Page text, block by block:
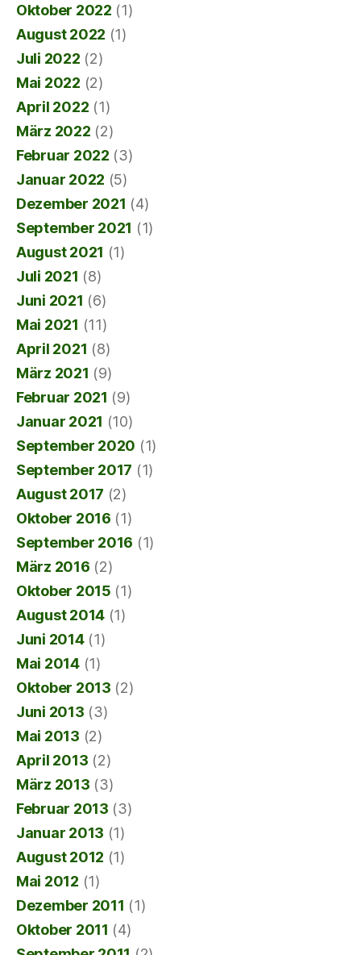
Oktober 2022 (1)
August 2022 (1)
Juli 2022 (2)
Mai 2022 (2)
April 2022 (1)
März 2022 (2)
Februar 2022 (3)
Januar 2022 (5)
Dezember 2021 (4)
September 2021 (1)
August 2021 (1)
Juli 2021 (8)
Juni 2021 (6)
Mai 2021 (11)
April 2021 (8)
März 2021 (9)
Februar 2021 (9)
Januar 2021 (10)
September 2020 (1)
September 2017 (1)
August 2017 (2)
Oktober 2016 (1)
September 2016 (1)
März 2016 (2)
Oktober 2015 (1)
August 2014 (1)
Juni 2014(1)
Mai 2014(1)
Oktober 2013 (2)
Juni 2013 (3)
Mai 2013 (2)
April 2013 (2)
März 2013 (3)
Februar 2013 (3)
Januar 2013 (1)
August 2012 (1)
Mai 2012 (1)
Dezember 2011 (1)
Oktober 2011 (4)